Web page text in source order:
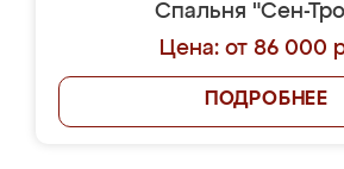
Спальня "Сен-
Цена: от 86 000
ПОДРОБНЕЕ